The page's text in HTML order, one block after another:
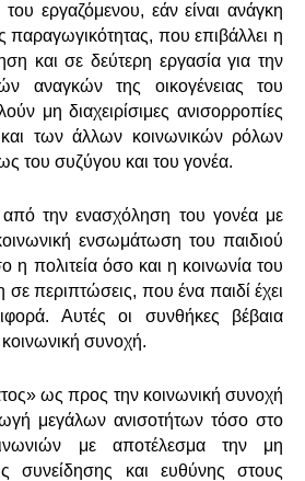
εργαζόμενου, εάν είναι ανάγκη
παραγωγικότητας, που επιβάλλει η
και σε δεύτερη εργασία για την
αναγκών της οικογένειας του
μη διαχειρίσιμες ανισορροπίες
των άλλων κοινωνικών ρόλων
του συζύγου και του γονέα.
την ενασχόληση του γονέα με
ενσωμάτωση του παιδιού
η πολιτεία όσο και η κοινωνία του
περιπτώσεις, που ένα παιδί έχει
Αυτές οι συνθήκες βέβαια
συνοχή.
ως προς την κοινωνική συνοχή
μεγάλων ανισοτήτων τόσο στο
με αποτέλεσμα την μη
συνείδησης και ευθύνης στους